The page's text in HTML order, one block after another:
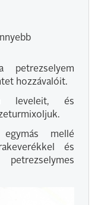
hozzávalóit.
leveleit, és
mellé
és